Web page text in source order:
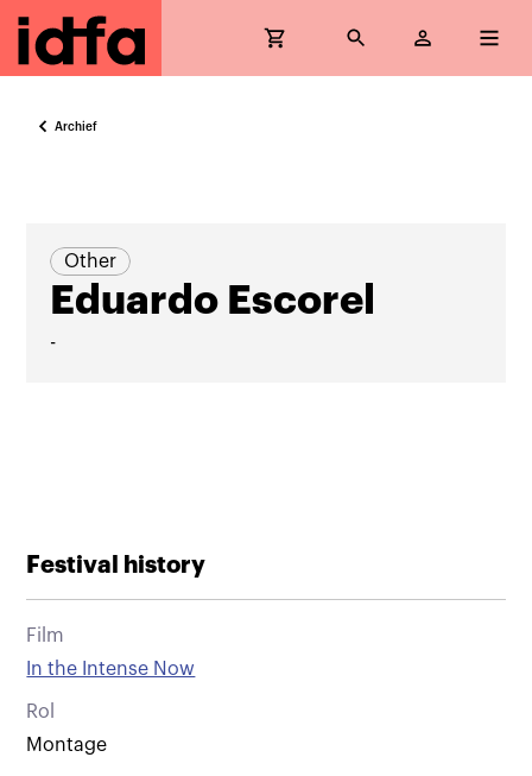
Archief
Other
Eduardo Escorel
-
Festival history
Film
In the Intense Now
Rol
Montage